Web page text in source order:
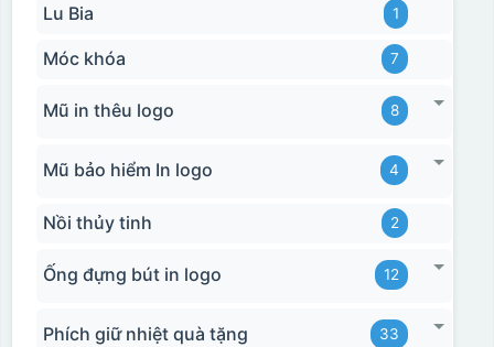
Lu Bia 1
Móc khóa 7
Mũ in thêu logo 8
Mũ bảo hiểm In logo 4
Nồi thủy tinh 2
Ống đựng bút in logo 12
Phích giữ nhiệt quà tặng 33